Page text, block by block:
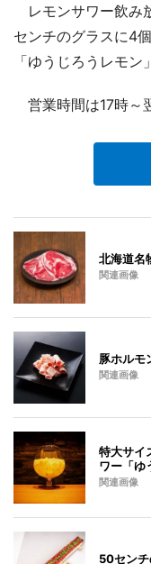
レモンサワー飲み
センチのグラスに4
「ゆうじろうレモン
営業時間は17時～
北海道名
関連画像
豚ホルモ
関連画像
特大サイ
ワー「ゆ
関連画像
50センチ